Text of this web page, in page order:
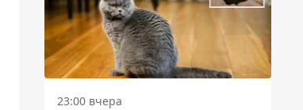
23:00 вчера